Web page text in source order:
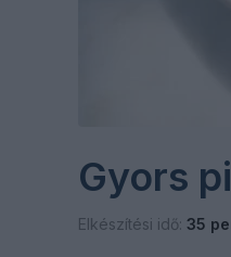
Gyors
Elkészítési idő: 35